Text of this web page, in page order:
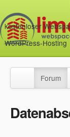
kostenloser
WordPress-Hosting
Forum